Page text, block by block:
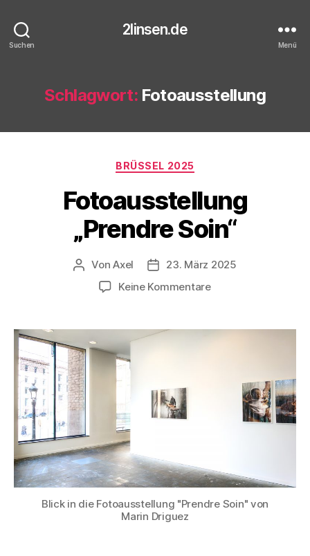
Suchen
2linsen.de
Menü
Schlagwort: Fotoausstellung
Kategorien
BRÜSSEL 2025
Fotoausstellung
„Prendre Soin“
Beitragsautor
VonAxel Veröffentlichungsdatum
23. März 2025
Keine Kommentarezu
Soin“
Blick in die Fotoausstellung "Prendre Soin" von
Marin Driguez